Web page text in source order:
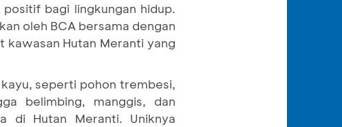
bagi lingkungan hidup.
oleh BCA bersama dengan
kawasan Hutan Meranti yang
seperti pohon trembesi,
belimbing, manggis, dan
di Hutan Meranti. Uniknya